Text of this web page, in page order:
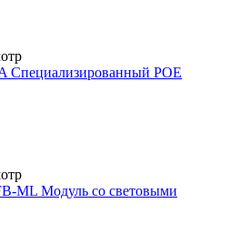
Специализированный POE
ML Модуль со световыми